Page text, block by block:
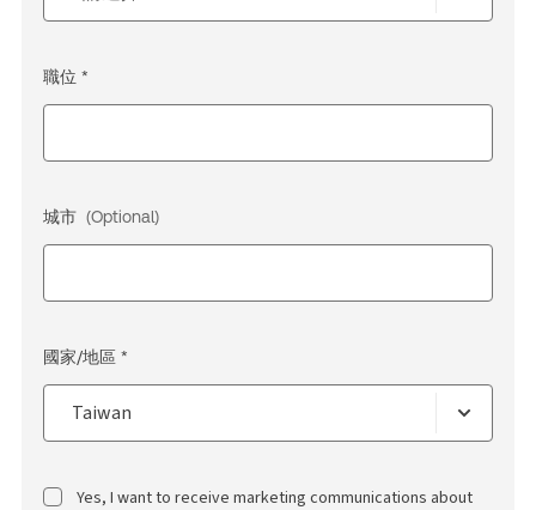
職位 *
城市 (Optional)
國家/地區 *
Yes, I want to receive marketing communications about